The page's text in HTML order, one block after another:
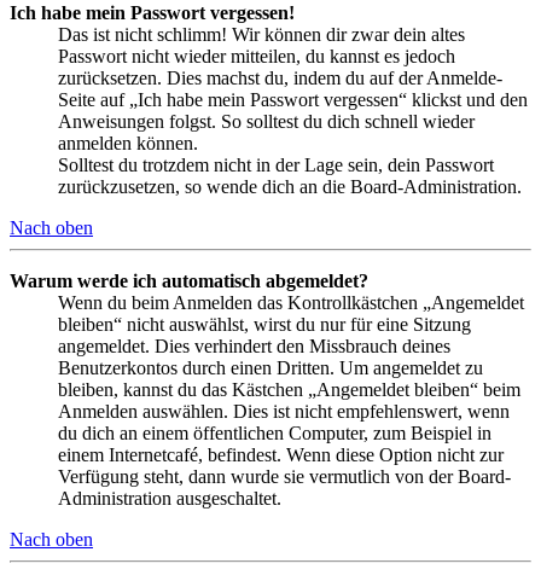
Ich habe mein Passwort vergessen!
Das ist nicht schlimm! Wir können dir zwar dein altes
Passwort nicht wieder mitteilen, du kannst es jedoch
zurücksetzen. Dies machst du, indem du auf der Anmelde-
Seite auf „Ich habe mein Passwort vergessen“ klickst und den
Anweisungen folgst. So solltest du dich schnell wieder
anmelden können.
Solltest du trotzdem nicht in der Lage sein, dein Passwort
zurückzusetzen, so wende dich an die Board-Administration.
Nach oben
Warum werde ich automatisch abgemeldet?
Wenn du beim Anmelden das Kontrollkästchen „Angemeldet
bleiben“ nicht auswählst, wirst du nur für eine Sitzung
angemeldet. Dies verhindert den Missbrauch deines
Benutzerkontos durch einen Dritten. Um angemeldet zu
bleiben, kannst du das Kästchen „Angemeldet bleiben“ beim
Anmelden auswählen. Dies ist nicht empfehlenswert, wenn
du dich an einem öffentlichen Computer, zum Beispiel in
einem Internetcafé, befindest. Wenn diese Option nicht zur
Verfügung steht, dann wurde sie vermutlich von der Board-
Administration ausgeschaltet.
Nach oben